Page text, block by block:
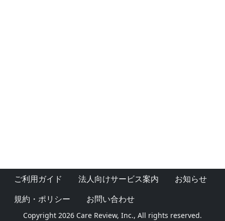
ご利用ガイド 法人向けサービス案内
お知らせ
規約・ポリシー
お問い合わせ
Copyright 2026 Care Review, Inc., All rights reserved.